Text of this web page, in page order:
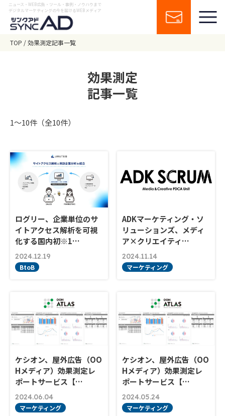
ニュース・WEB広告・ツール・事例・ノウハウまで
デジタルマーケティングの今を届けるWEBメディア
TOP 効果測定記事一覧
効果測定
記事一覧
1〜10件（全10件）
ログリー、企業単位のサ
イトアクセス解析を可視
化する国内初※1…
2024.12.19
BtoB
ADKマーケティング・ソ
リューションズ、メディ
ア×クリエイティ…
2024.11.14
マーケティング
ケシオン、屋外広告（OO
Hメディア）効果測定レ
ポートサービス【…
2024.06.04
マーケティング
ケシオン、屋外広告（OO
Hメディア）効果測定レ
ポートサービス【…
2024.05.24
マーケティング